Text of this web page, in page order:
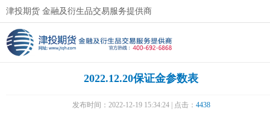
津投期货 金融及衍生品交易服务提供商
2022.12.20保证金参数表
发布时间：2022-12-19 15:34:24 | 点击： 4438